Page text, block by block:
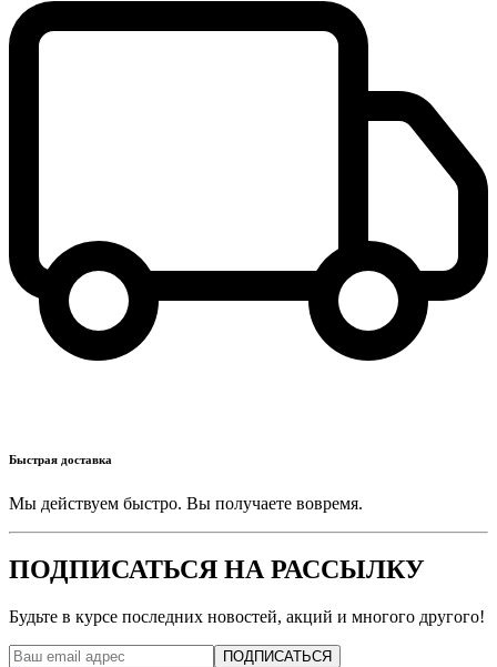
Быстрая доставка
Мы действуем быстро. Вы получаете вовремя.
ПОДПИСАТЬСЯ НА РАССЫЛКУ
Будьте в курсе последних новостей, акций и многого другого!
ПОДПИСАТЬСЯ